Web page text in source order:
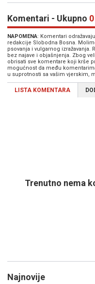
Komentari - Ukupno 0
NAPOMENA: Komentari
redakcije Slobodna Bosna.
psovanja i vulgarnog izražavanja.
bez najave i objašnjenja. Zbog
obrisati sve komentare koji krše
mogućnost da među
u suprotnosti sa vašim vjerskim,
LISTA KOMENTARA
Trenutno nema
Najnovije